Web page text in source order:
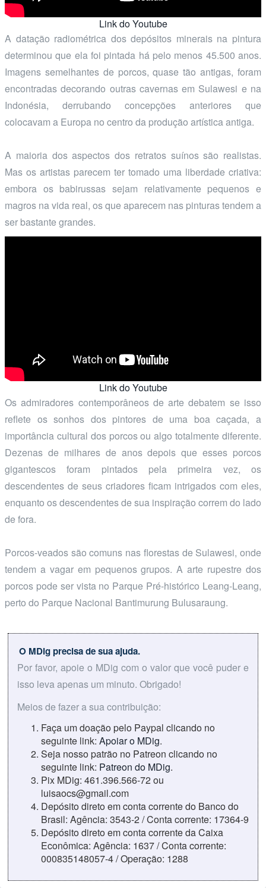
Link do Youtube
A datação radiométrica dos depósitos minerais na pintura
determinou que ela foi pintada há pelo menos 45.500 anos.
Imagens semelhantes de porcos, quase tão antigas, foram
encontradas decorando outras cavernas em Sulawesi e na
Indonésia, derrubando concepções anteriores que
colocavam a Europa no centro da produção artística antiga.
A maioria dos aspectos dos retratos suínos são realistas.
Mas os artistas parecem ter tomado uma liberdade criativa:
embora os babirussas sejam relativamente pequenos e
magros na vida real, os que aparecem nas pinturas tendem a
ser bastante grandes.
Link do Youtube
Os admiradores contemporâneos de arte debatem se isso
reflete os sonhos dos pintores de uma boa caçada, a
importância cultural dos porcos ou algo totalmente diferente.
Dezenas de milhares de anos depois que esses porcos
gigantescos foram pintados pela primeira vez, os
descendentes de seus criadores ficam intrigados com eles,
enquanto os descendentes de sua inspiração correm do lado
de fora.
Porcos-veados são comuns nas florestas de Sulawesi, onde
tendem a vagar em pequenos grupos. A arte rupestre dos
porcos pode ser vista no Parque Pré-histórico Leang-Leang,
perto do Parque Nacional Bantimurung Bulusaraung.
O MDig precisa de sua ajuda.
Por favor, apoie o MDig com o valor que você puder e
isso leva apenas um minuto. Obrigado!
Meios de fazer a sua contribuição:
Faça um doação pelo Paypal clicando no
seguinte link: Apoiar o MDig.
Seja nosso patrão no Patreon clicando no
seguinte link: Patreon do MDig.
Pix MDig: 461.396.566-72 ou
luisaocs@gmail.com
Depósito direto em conta corrente do Banco do
Brasil: Agência: 3543-2 / Conta corrente: 17364-9
Depósito direto em conta corrente da Caixa
Econômica: Agência: 1637 / Conta corrente:
000835148057-4 / Operação: 1288